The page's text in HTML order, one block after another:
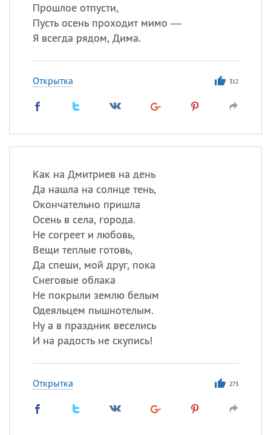
Прошлое отпусти,
Пусть осень проходит мимо —
Я всегда рядом, Дима.
Открытка 312
Как на Дмитриев на день
Да нашла на солнце тень,
Окончательно пришла
Осень в села, города.
Не согреет и любовь,
Вещи теплые готовь,
Да спеши, мой друг, пока
Снеговые облака
Не покрыли землю белым
Одеяльцем пышнотелым.
Ну а в праздник веселись
И на радость не скупись!
Открытка 273
Сегодня празднуют именины
Посмотреть значениеи
происхождение